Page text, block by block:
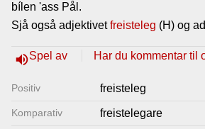
bílen 'ass Pål.
Sjå også adjektivetfreisteleg (H) og
volume_upSpel av Har du kommentar til
Positiv freisteleg
Komparativ freistelegare
Nyhende
Lenkjer
Kontakt